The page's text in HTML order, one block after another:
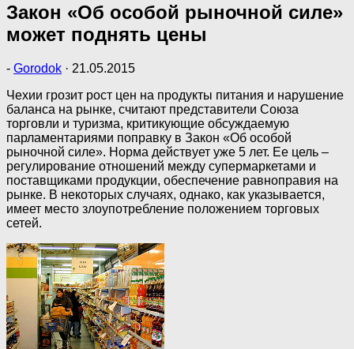
Закон «Об особой рыночной силе»
может поднять цены
- Gorodok · 21.05.2015
Чехии грозит рост цен на продукты питания и нарушение
баланса на рынке, считают представители Союза
торговли и туризма, критикующие обсуждаемую
парламентариями поправку в Закон «Об особой
рыночной силе». Норма действует уже 5 лет. Ее цель –
регулирование отношений между супермаркетами и
поставщиками продукции, обеспечение равноправия на
рынке. В некоторых случаях, однако, как указывается,
имеет место злоупотребление положением торговых
сетей.